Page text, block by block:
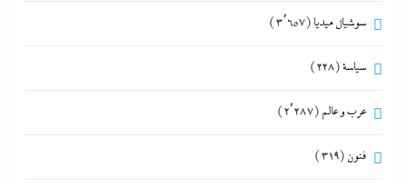
سوشيال ميديا (3٬657)
سياسة(228)
عرب و عالم (2٬287)
فنون (319)